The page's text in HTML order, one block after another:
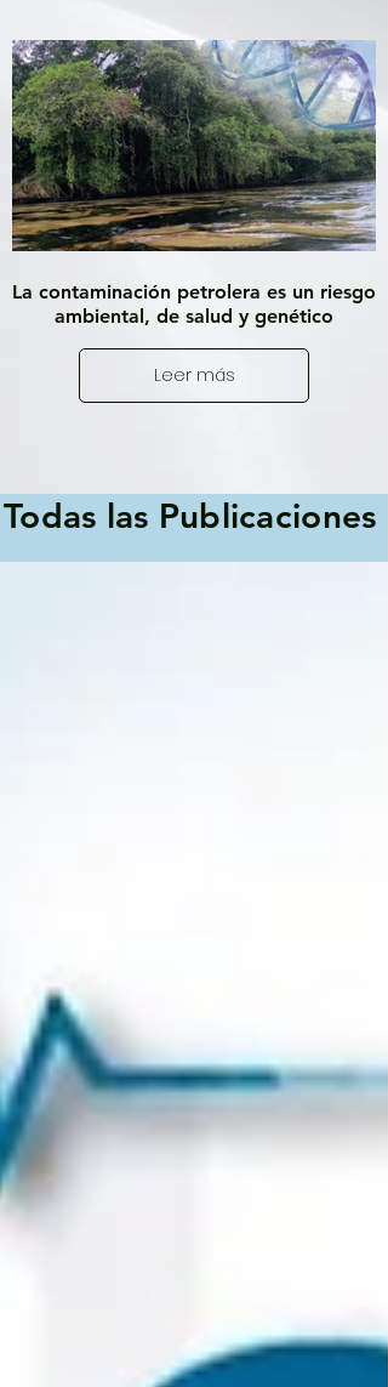
La contaminación petrolera es un riesgo
ambiental, de salud y genético
Leer más
Todas las Publicaciones